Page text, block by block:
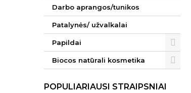
Darbo aprangos/tunikos
Patalynės/ užvalkalai
Papildai
Biocos natūrali kosmetika
POPULIARIAUSI STRAIPSNIAI